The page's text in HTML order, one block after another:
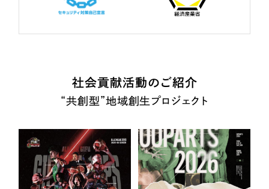
社会貢献活動のご紹介
“共創型”地域創生プロジェクト